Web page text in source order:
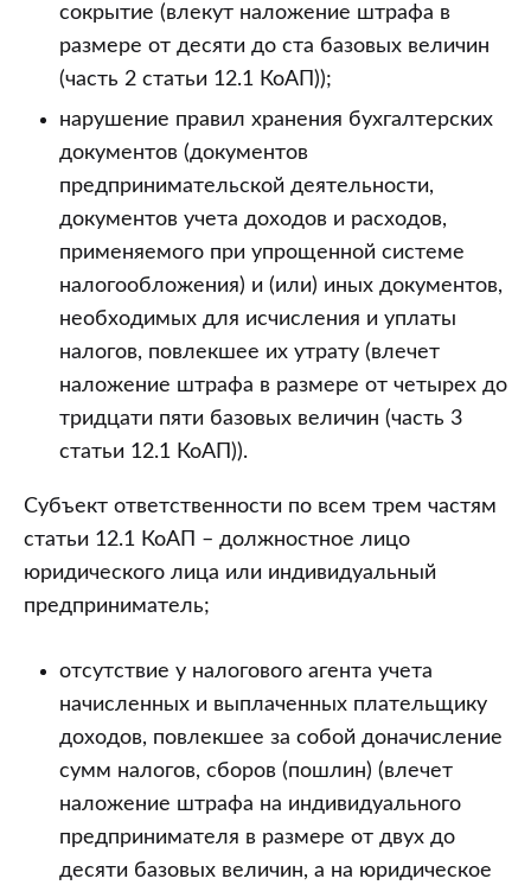
сокрытие (влекут наложение штрафа в
размере от десяти до ста базовых величин
(часть 2 статьи 12.1 КоАП));
нарушение правил хранения бухгалтерских
документов (документов
предпринимательской деятельности,
документов учета доходов и расходов,
применяемого при упрощенной системе
налогообложения) и (или) иных документов,
необходимых для исчисления и уплаты
налогов, повлекшее их утрату (влечет
наложение штрафа в размере от четырех до
тридцати пяти базовых величин (часть 3
статьи 12.1 КоАП)).
Субъект ответственности по всем трем частям
статьи 12.1 КоАП – должностное лицо
юридического лица или индивидуальный
предприниматель;
отсутствие у налогового агента учета
начисленных и выплаченных плательщику
доходов, повлекшее за собой доначисление
сумм налогов, сборов (пошлин) (влечет
наложение штрафа на индивидуального
предпринимателя в размере от двух до
десяти базовых величин, а на юридическое